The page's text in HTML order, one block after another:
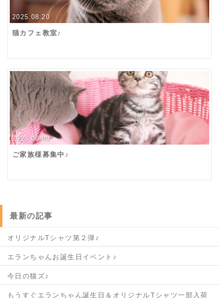
2025.08.20
猫カフェ教室♪
2025.06.09
ご家族様募集中♪
最新の記事
オリジナルTシャツ第２弾♪
エランちゃんお誕生日イベント♪
今日の猫ズ♪
もうすぐエランちゃん誕生日＆オリジナルTシャツ一部入荷